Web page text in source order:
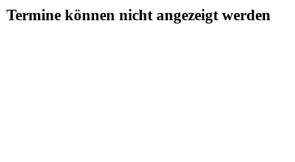
Termine können nicht angezeigt werden